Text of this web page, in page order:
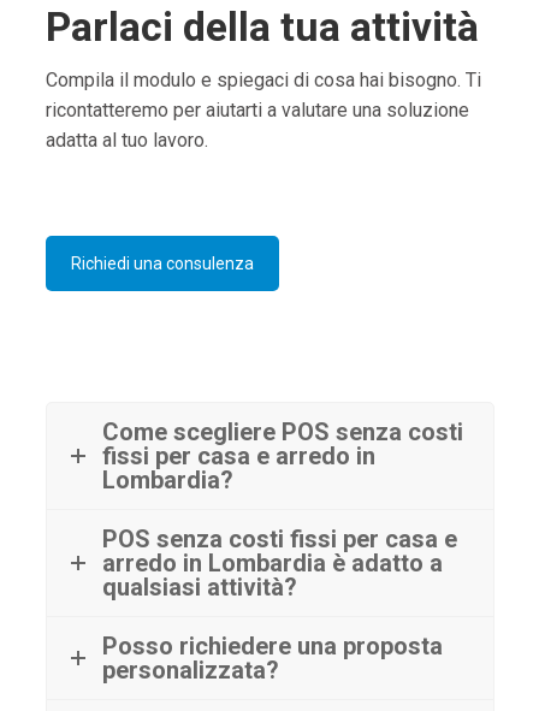
Parlaci della tua attività
Compila il modulo e spiegaci di cosa hai bisogno. Ti
ricontatteremo per aiutarti a valutare una soluzione
adatta al tuo lavoro.
Richiedi una consulenza
Come scegliere POS senza costi
fissi per casa e arredo in
Lombardia?
POS senza costi fissi per casa e
arredo in Lombardia è adatto a
qualsiasi attività?
Posso richiedere una proposta
personalizzata?